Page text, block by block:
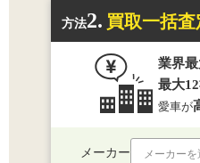
方法2. 買取一括査
業界最
最大
愛車が
メーカー